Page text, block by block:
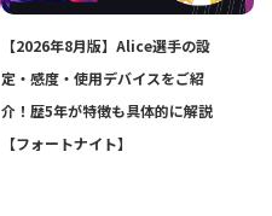
【2026年8月版】Alice選手の設
定・感度・使用デバイスをご紹
介！歴5年が特徴も具体的に解説
【フォートナイト】